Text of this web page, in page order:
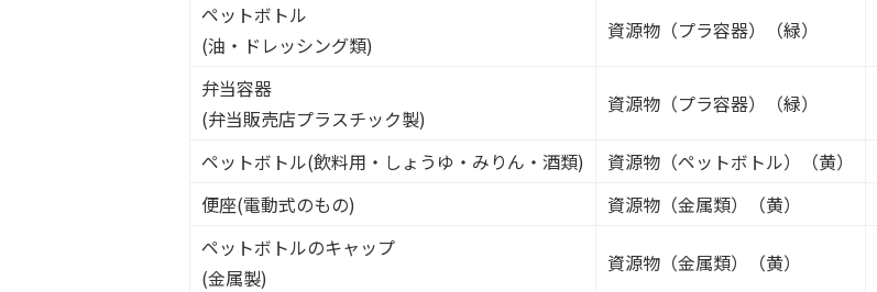
ペットボトル
(油・ドレッシング類)
資源物（プラ容器）（緑）
弁当容器
(弁当販売店プラスチック製)
資源物（プラ容器）（緑）
ペットボトル(飲料用・しょうゆ・みりん・酒類) 資源物（ペットボトル）（黄）
便座(電動式のもの)
資源物（金属類）（黄）
ペットボトルのキャップ
(金属製)
資源物（金属類）（黄）